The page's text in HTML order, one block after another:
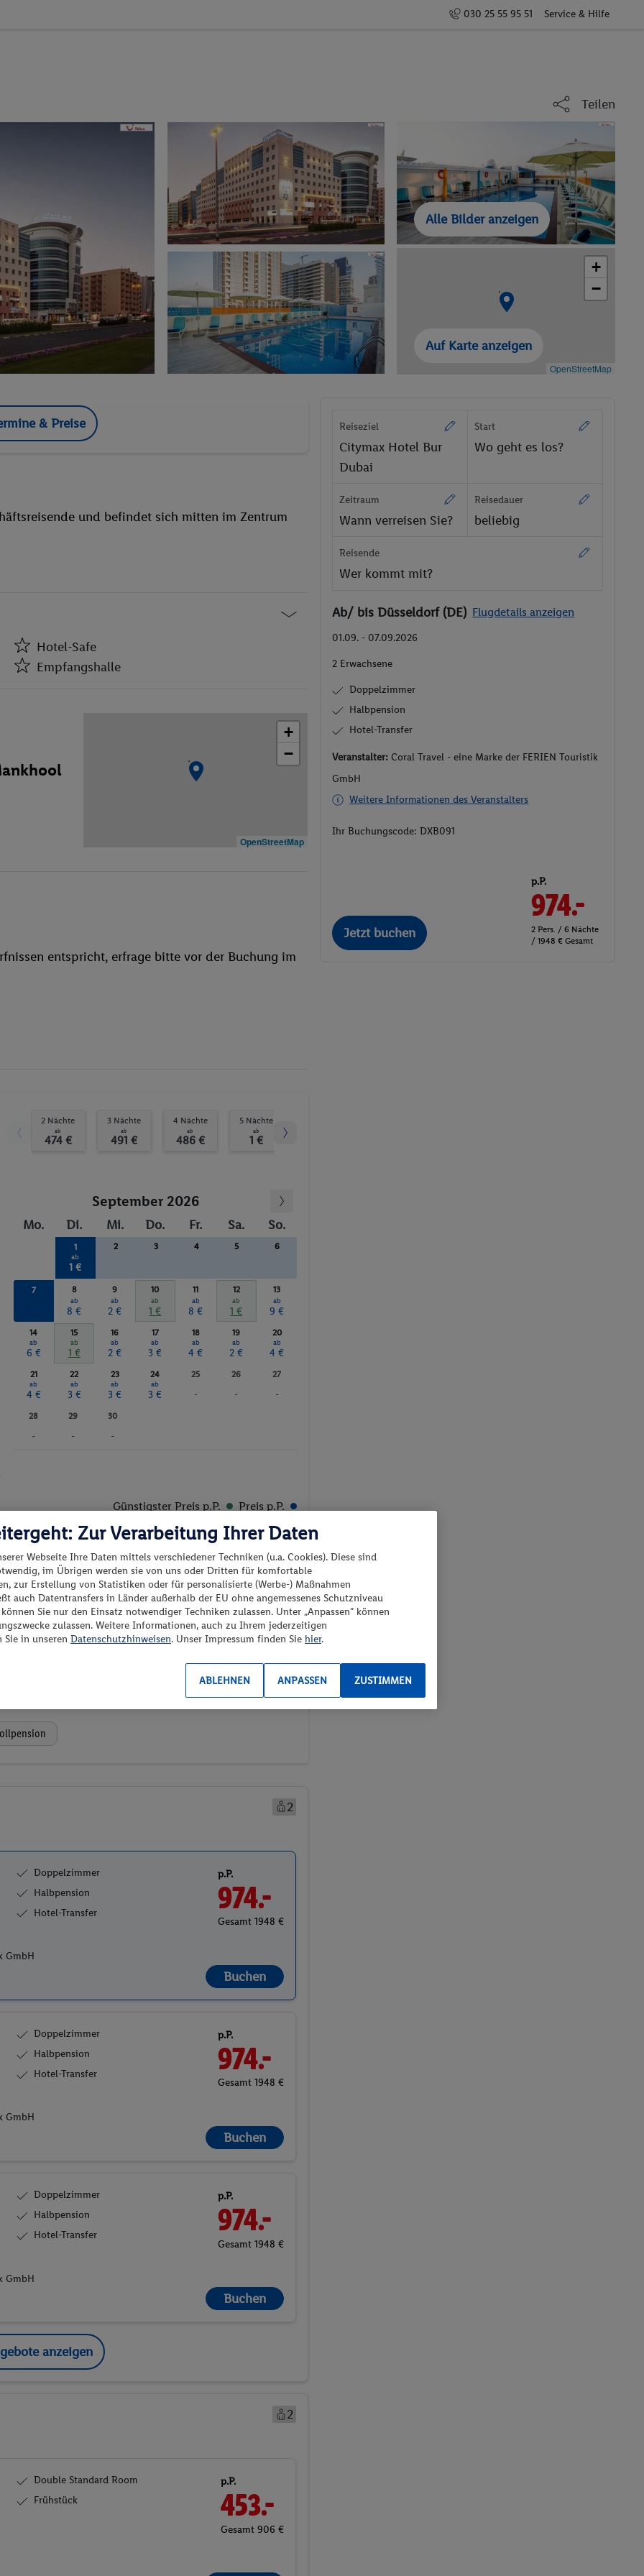
030 25 55 95 51 Service & Hilfe
Teilen
Alle Bilder anzeigen
+
−
OpenStreetMap
Auf Karte anzeigen
& Preise
und befindet sich mitten im Zentrum
Hotel-Safe
Empfangshalle
Restaurant(s)
Fitness-Studio
+
−
OpenStreetMap
entspricht, erfrage bitte vor der Buchung im
2 Nächte
ab
474 €
3 Nächte
ab
491 €
4 Nächte
ab
486 €
5 Nächte
ab
1 €
September 2026
Mo. Di. Mi. Do. Fr. Sa. So.
1
ab
1 €
2 3 4 5 6
7 8
ab
8 €
9
ab
2 €
10
ab
1 €
11
ab
8 €
12
ab
1 €
13
ab
9 €
14
ab
6 €
15
ab
1 €
16
ab
2 €
17
ab
3 €
18
ab
4 €
19
ab
2 €
20
ab
4 €
21
ab
4 €
22
ab
3 €
23
ab
3 €
24
ab
3 €
25
-
26
-
27
-
28
-
29
-
30
-
Günstigster Preis p.P. Preis p.P.
los?
Preis aufsteigend
2
Doppelzimmer
Halbpension
Hotel-Transfer
p.P.
974.-
Gesamt 1948 €
GmbH
Buchen
Doppelzimmer
Halbpension
Hotel-Transfer
p.P.
974.-
Gesamt 1948 €
GmbH
Buchen
Doppelzimmer
Halbpension
Hotel-Transfer
p.P.
974.-
Gesamt 1948 €
GmbH
Buchen
anzeigen
2
Double Standard Room
Frühstück
p.P.
453.-
Gesamt 906 €
Reiseziel
Citymax Hotel Bur
Dubai
Start
Wo geht es los?
Zeitraum
Wann verreisen Sie?
Reisedauer
beliebig
Reisende
Wer kommt mit?
Ab/ bis Düsseldorf (DE) Flugdetails anzeigen
01.09. - 07.09.2026
2 Erwachsene
Doppelzimmer
Halbpension
Hotel-Transfer
Veranstalter: Coral Travel - eine Marke der FERIEN Touristik
GmbH
Weitere Informationen des Veranstalters
Ihr Buchungscode:DXB091
Jetzt buchen
p.P.
974.-
2 Pers. / 6 Nächte
/ 1948 € Gesamt
Zur Verarbeitung Ihrer Daten
Webseite Ihre Daten mittels verschiedener Techniken (u.a. Cookies). Diese sind
im Übrigen werden sie von uns oder Dritten für komfortable
zur Erstellung von Statistiken oder für personalisierte (Werbe-) Maßnahmen
auch Datentransfers in Länder außerhalb der EU ohne angemessenes Schutzniveau
Sie nur den Einsatz notwendiger Techniken zulassen. Unter „Anpassen“ können
zulassen. Weitere Informationen, auch zu Ihrem jederzeitigen
in unseren Datenschutzhinweisen. Unser Impressum finden Sie hier.
ZUSTIMMEN
ANPASSEN
ABLEHNEN